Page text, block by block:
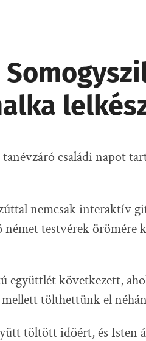
családi napot
nemcsak interaktív
német testvérek
együttlét következett,
mellett tölthettünk el
töltött időért, és Isten